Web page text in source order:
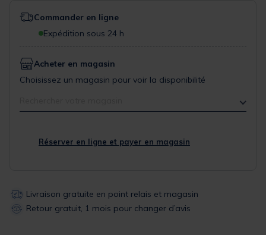
Commander en ligne
Expédition sous 24 h
Acheter en magasin
Choisissez un magasin pour voir la disponibilité
Réserver en ligne et payer en magasin
Livraison gratuite en point relais et magasin
Retour gratuit, 1 mois pour changer d’avis